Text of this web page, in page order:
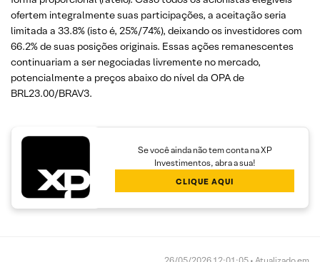
ofertem integralmente suas participações, a aceitação seria
limitada a 33.8% (isto é, 25%/74%), deixando os investidores com
66.2% de suas posições originais. Essas ações remanescentes
continuariam a ser negociadas livremente no mercado,
potencialmente a preços abaixo do nível da OPA de
BRL23.00/BRAV3.
Se você ainda não tem conta na XP
Investimentos, abra a sua!
CLIQUE AQUI